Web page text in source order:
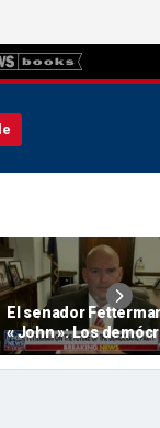
El senador
« John »: Los
tienen «miedo» a la
extrema izquierda